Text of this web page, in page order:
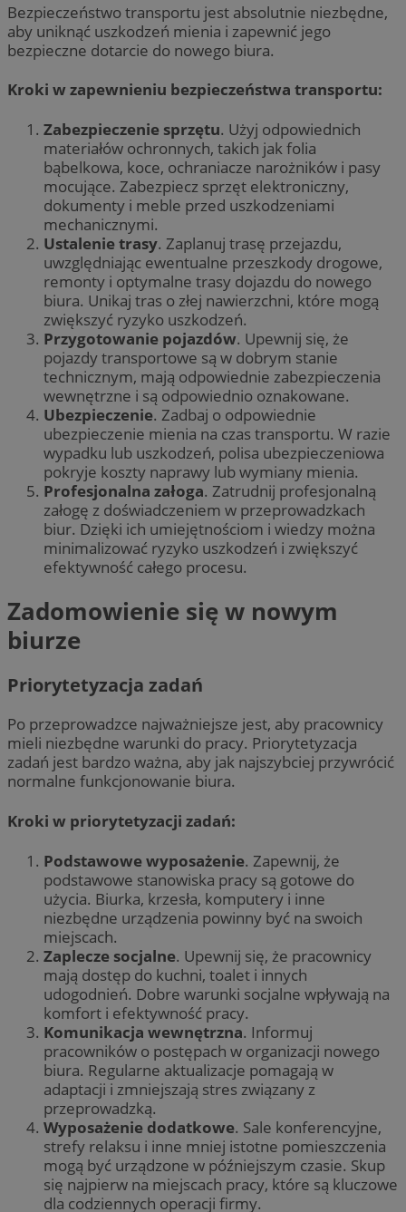
Bezpieczeństwo transportu jest absolutnie niezbędne,
aby uniknąć uszkodzeń mienia i zapewnić jego
bezpieczne dotarcie do nowego biura.
Kroki w zapewnieniu bezpieczeństwa transportu:
Zabezpieczenie sprzętu. Użyj odpowiednich
materiałów ochronnych, takich jak folia
bąbelkowa, koce, ochraniacze narożników i pasy
mocujące. Zabezpiecz sprzęt elektroniczny,
dokumenty i meble przed uszkodzeniami
mechanicznymi.
Ustalenie trasy. Zaplanuj trasę przejazdu,
uwzględniając ewentualne przeszkody drogowe,
remonty i optymalne trasy dojazdu do nowego
biura. Unikaj tras o złej nawierzchni, które mogą
zwiększyć ryzyko uszkodzeń.
Przygotowanie pojazdów. Upewnij się, że
pojazdy transportowe są w dobrym stanie
technicznym, mają odpowiednie zabezpieczenia
wewnętrzne i są odpowiednio oznakowane.
Ubezpieczenie. Zadbaj o odpowiednie
ubezpieczenie mienia na czas transportu. W razie
wypadku lub uszkodzeń, polisa ubezpieczeniowa
pokryje koszty naprawy lub wymiany mienia.
Profesjonalna załoga. Zatrudnij profesjonalną
załogę z doświadczeniem w przeprowadzkach
biur. Dzięki ich umiejętnościom i wiedzy można
minimalizować ryzyko uszkodzeń i zwiększyć
efektywność całego procesu.
Zadomowienie się w nowym
biurze
Priorytetyzacja zadań
Po przeprowadzce najważniejsze jest, aby pracownicy
mieli niezbędne warunki do pracy. Priorytetyzacja
zadań jest bardzo ważna, aby jak najszybciej przywrócić
normalne funkcjonowanie biura.
Kroki w priorytetyzacji zadań:
Podstawowe wyposażenie. Zapewnij, że
podstawowe stanowiska pracy są gotowe do
użycia. Biurka, krzesła, komputery i inne
niezbędne urządzenia powinny być na swoich
miejscach.
Zaplecze socjalne. Upewnij się, że pracownicy
mają dostęp do kuchni, toalet i innych
udogodnień. Dobre warunki socjalne wpływają na
komfort i efektywność pracy.
Komunikacja wewnętrzna. Informuj
pracowników o postępach w organizacji nowego
biura. Regularne aktualizacje pomagają w
adaptacji i zmniejszają stres związany z
przeprowadzką.
Wyposażenie dodatkowe. Sale konferencyjne,
strefy relaksu i inne mniej istotne pomieszczenia
mogą być urządzone w późniejszym czasie. Skup
się najpierw na miejscach pracy, które są kluczowe
dla codziennych operacji firmy.